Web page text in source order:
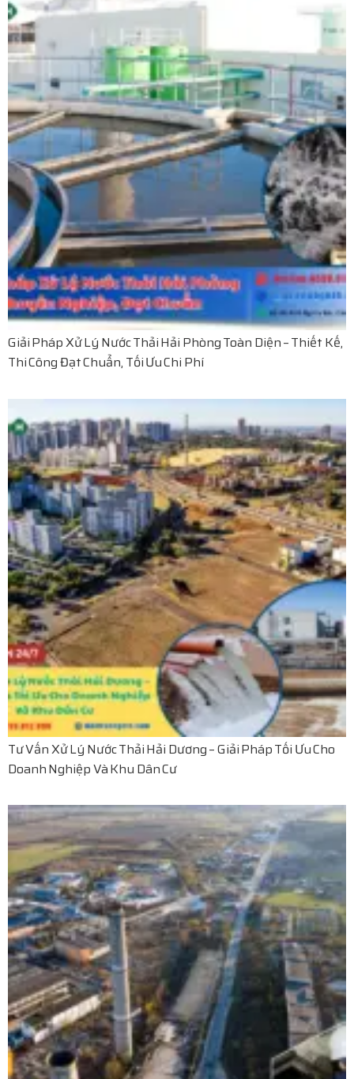
Giải Pháp Xử Lý Nước Thải Hải Phòng Toàn Diện – Thiết Kế,
Thi Công Đạt Chuẩn, Tối Ưu Chi Phí
Tư Vấn Xử Lý Nước Thải Hải Dương – Giải Pháp Tối Ưu Cho
Doanh Nghiệp Và Khu Dân Cư